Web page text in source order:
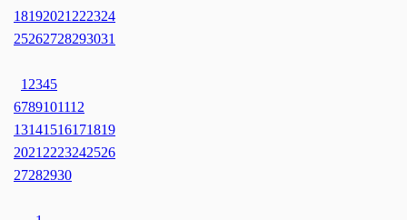
18192021 222324
25262728293031
1 2345
6789101112
13141516171819
2021 2223242526
27282930